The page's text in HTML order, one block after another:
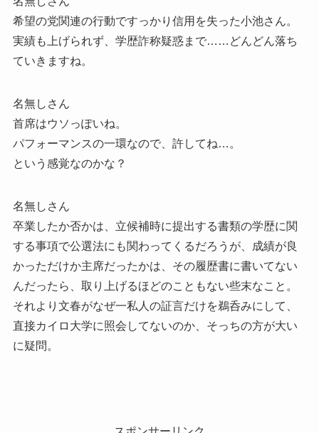
希望の党関連の行動ですっかり信用を失った小池さん。
実績も上げられず、学歴詐称疑惑まで……どんどん落ち
ていきますね。
名無しさん
首席はウソっぽいね。
パフォーマンスの一環なので、許してね…。
という感覚なのかな？
名無しさん
卒業したか否かは、立候補時に提出する書類の学歴に関
する事項で公選法にも関わってくるだろうが、成績が良
かっただけか主席だったかは、その履歴書に書いてない
んだったら、取り上げるほどのこともない些末なこと。
それより文春がなぜ一私人の証言だけを鵜呑みにして、
直接カイロ大学に照会してないのか、そっちの方が大い
に疑問。